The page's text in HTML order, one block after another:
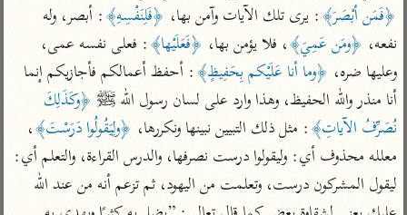
اشترك لتصلك أخبار مشاريعنا
اشترك
راسلنا •تليجرام •تويتر
تعليمات•عن الباحث القرآني
﴿فَمَن أبْصَرَ﴾: يرى تلك الآيات وآمن بها، ﴿فَلِنَفْسِهِ﴾
نفعه، ﴿ومَن عَمِيَ﴾، فلا يؤمن بها، ﴿فَعَلَيْها﴾
وعليها ضره، ﴿وما أنا عَلَيْكم بِحَفِيظٍ﴾
أنا منذر والله الحفيظ، وهذا وارد على لسان رسول الله ﷺ
نُصَرِّفُ الآياتِ﴾: مثل ذلك التبيين نبينها ونكررها، ﴿ولِيَقُولُوا دَرَسْتَ﴾